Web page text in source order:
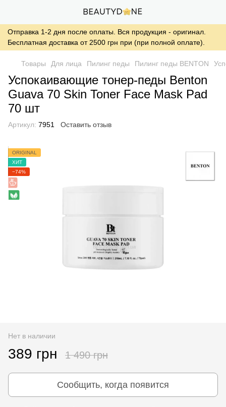
Отправка 1-2 дня после оплаты. Вся продукция - оригинал.
Бесплатная доставка от 2500 грн при (при полной оплате).
Товары Для лица Пилинг педы Пилинг педы BENTON
Успокаивающие тонер-педы Benton
Guava 70 Skin Toner Face Mask Pad
70 шт
Артикул: 7951 Оставить отзыв
ORIGINAL
ХИТ
−74%
Нет в наличии
389 грн 1 490 грн
Сообщить, когда появится